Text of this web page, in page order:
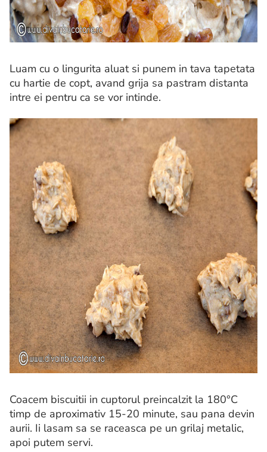
Luam cu o lingurita aluat si punem in tava tapetata
cu hartie de copt, avand grija sa pastram distanta
intre ei pentru ca se vor intinde.
Coacem biscuitii in cuptorul preincalzit la 180°C
timp de aproximativ 15-20 minute, sau pana devin
aurii. Ii lasam sa se raceasca pe un grilaj metalic,
apoi putem servi.